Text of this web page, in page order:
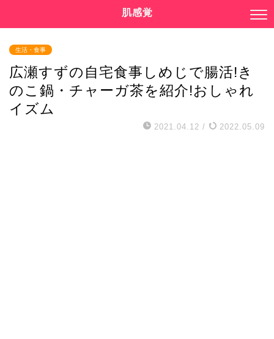
肌感覚
生活・食事
広瀬すずの自宅食事しめじで腸活!き
のこ鍋・チャーガ茶を紹介!おしゃれ
イズム
2021.04.12 / 2022.05.09